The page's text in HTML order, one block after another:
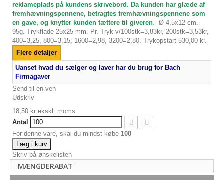
reklameplads på kundens skrivebord. Da kunden har glæde af
fremhævningspennene, betragtes fremhævningspennene som
en gave, og knytter kunden tættere til giveren . Ø 4,5x12 cm.
95g. Trykflade 25x25 mm. Pr. Tryk v/100stk=3,83kr, 200stk=3,53kr,
400=3,25, 800=3,15, 1600=2,98, 3200=2,80. Trykopstart 530,00 kr.
Flere detaljer
Uanset hvad du sælger og laver har du brug for Bach
Firmagaver
Send til en ven
Udskriv
18,50 kr ekskl. moms
Antal
For denne vare, skal du mindst købe 100
Læg i kurv
Skriv på ønskelisten
MÆNGDERABAT